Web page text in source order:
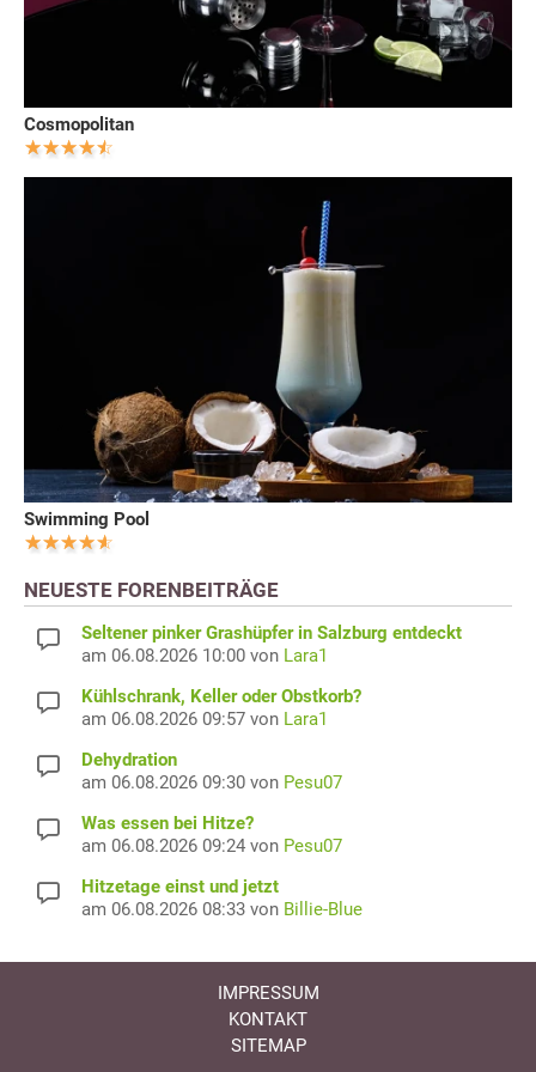
Cosmopolitan
Swimming Pool
NEUESTE FORENBEITRÄGE
Seltener pinker Grashüpfer in Salzburg entdeckt
am 06.08.2026 10:00 von Lara1
Kühlschrank, Keller oder Obstkorb?
am 06.08.2026 09:57 von Lara1
Dehydration
am 06.08.2026 09:30 von Pesu07
Was essen bei Hitze?
am 06.08.2026 09:24 von Pesu07
Hitzetage einst und jetzt
am 06.08.2026 08:33 von Billie-Blue
IMPRESSUM
KONTAKT
SITEMAP